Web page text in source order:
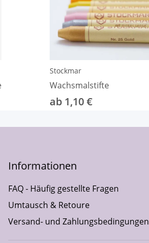
Stockmar
Wachsmalstifte
ab 1,10 €
Informationen
FAQ - Häufig gestellte Fragen
Umtausch & Retoure
Versand- und Zahlungsbedingungen